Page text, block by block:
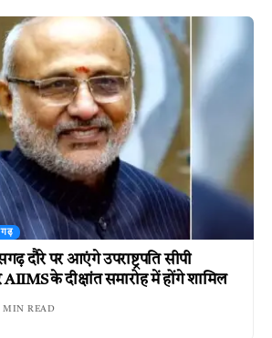
दौरे पर आएंगे उपराष्ट्रपति सीपी
AIIMS के दीक्षांत समारोह में होंगे शामिल
MIN READ